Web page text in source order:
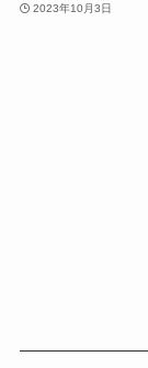
2023年10月3日